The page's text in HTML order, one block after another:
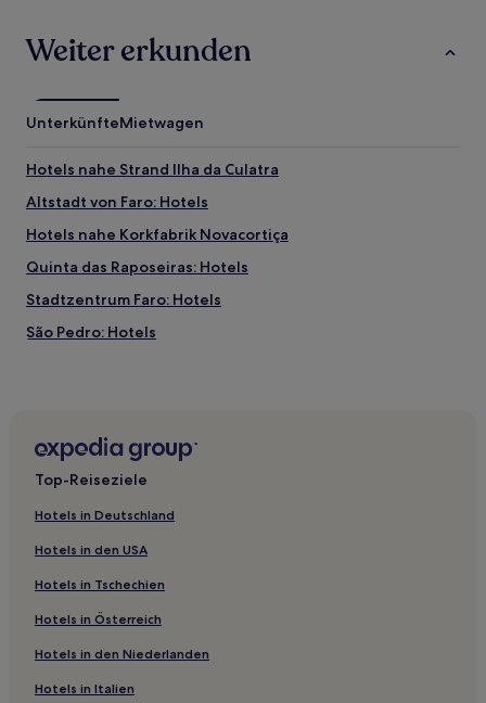
Weiter erkunden
UnterkünfteMietwagen
Hotels nahe Strand Ilha da Culatra
Altstadt von Faro: Hotels
Hotels nahe Korkfabrik Novacortiça
Quinta das Raposeiras: Hotels
Stadtzentrum Faro: Hotels
São Pedro: Hotels
Pechão Hotels
Moncarapacho e Fuseta Hotels
Belo Romão Hotels
Vale da Rosa Hotels
Hotels nahe Altstadt
Olhão Hotels
Areia Hotels
Santa Catarina da Fonte do Bispo Hotels
Top-Reiseziele
Hotels in Deutschland
Hotels in den USA
Hotels in Tschechien
Hotels in Österreich
Hotels in den Niederlanden
Hotels in Italien